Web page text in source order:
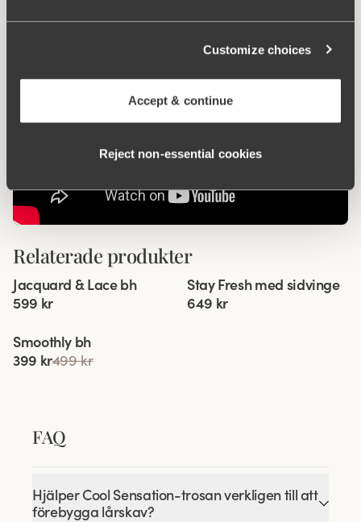
Customize choices
Accept & continue
Reject non‑essential cookies
Relaterade produkter
Jacquard & Lace bh
599 kr
Extra bred rygg
Stay Fresh med sidvinge
649 kr
Smoothly bh
399 kr499 kr
FAQ
Hjälper Cool Sensation-trosan verkligen till att
förebygga lårskav?